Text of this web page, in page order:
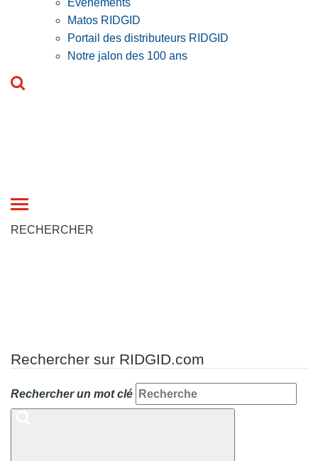
Événements
Matos RIDGID
Portail des distributeurs RIDGID
Notre jalon des 100 ans
Toggle
navigation
RECHERCHER
Rechercher sur RIDGID.com
Rechercher un mot clé